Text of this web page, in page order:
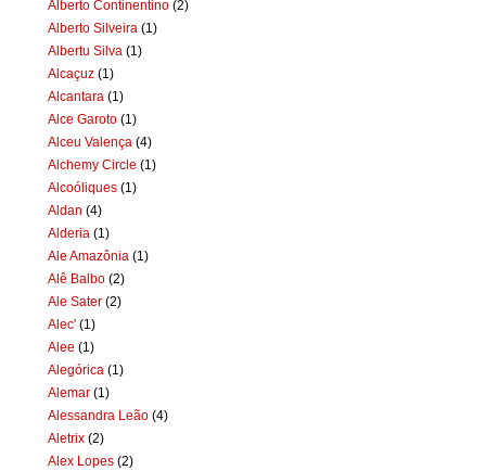
Alberto Continentino (2)
Alberto Silveira (1)
Albertu Silva (1)
Alcaçuz (1)
Alcantara (1)
Alce Garoto (1)
Alceu Valença (4)
Alchemy Circle (1)
Alcoóliques (1)
Aldan (4)
Alderia (1)
Ale Amazônia (1)
Alê Balbo (2)
Ale Sater (2)
Alec' (1)
Alee (1)
Alegórica (1)
Alemar (1)
Alessandra Leão (4)
Aletrix (2)
Alex Lopes (2)